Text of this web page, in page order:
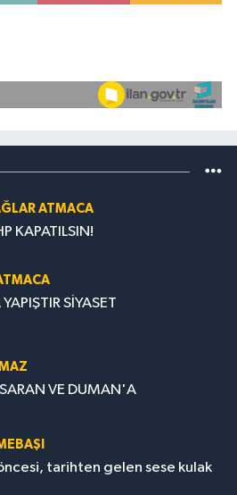
ATMACA
KAPATILSIN!
SİYASET
VE DUMAN'A
tarihten gelen sese kulak